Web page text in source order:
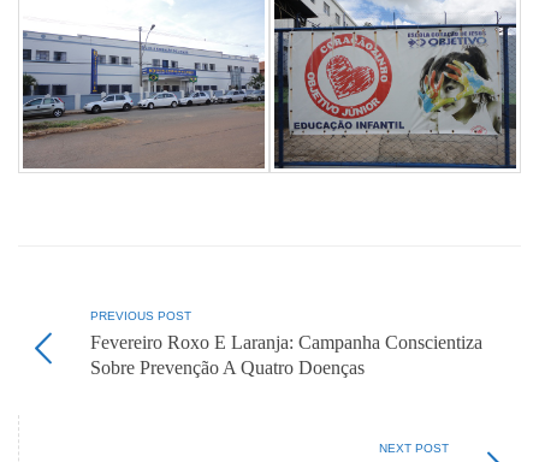
PREVIOUS POST
Fevereiro Roxo E Laranja: Campanha Conscientiza
Sobre Prevenção A Quatro Doenças
NEXT POST